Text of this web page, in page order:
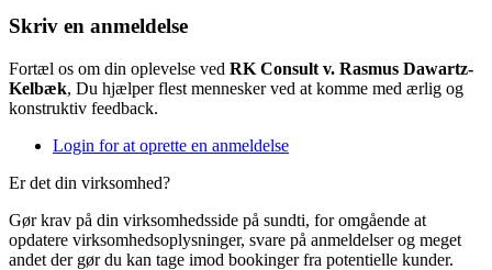
Skriv en anmeldelse
Fortæl os om din oplevelse ved RK Consult v. Rasmus Dawartz-
Kelbæk, Du hjælper flest mennesker ved at komme med ærlig og
konstruktiv feedback.
Login for at oprette en anmeldelse
Er det din virksomhed?
Gør krav på din virksomhedsside på sundti, for omgående at
opdatere virksomhedsoplysninger, svare på anmeldelser og meget
andet der gør du kan tage imod bookinger fra potentielle kunder.